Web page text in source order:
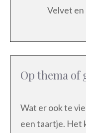
Velvet en
Op thema of
Wat er ook te
een taartje. Het